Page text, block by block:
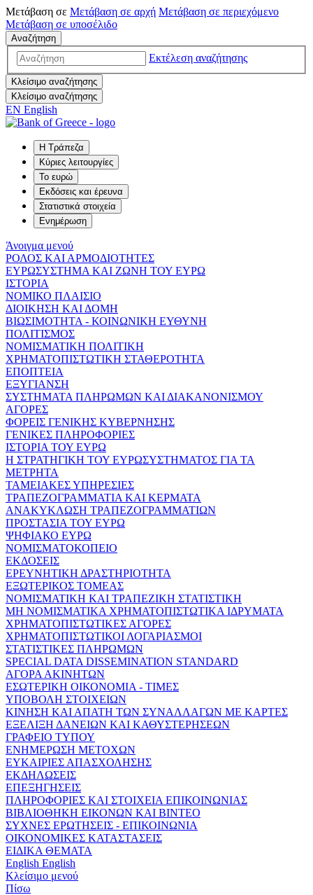
Μετάβαση σε Μετάβαση σε αρχή Μετάβαση σε περιεχόμενο
Μετάβαση σε υποσέλιδο
Αναζήτηση
Εκτέλεση αναζήτησης
Κλείσιμο αναζήτησης
Κλείσιμο αναζήτησης
EN English
Η Τράπεζα
Κύριες λειτουργίες
Το ευρώ
Εκδόσεις και έρευνα
Στατιστικά στοιχεία
Ενημέρωση
Άνοιγμα μενού
ΡΟΛΟΣ ΚΑΙ ΑΡΜΟΔΙΟΤΗΤΕΣ
ΕΥΡΩΣΥΣΤΗΜΑ ΚΑΙ ΖΩΝΗ ΤΟΥ ΕΥΡΩ
ΙΣΤΟΡΙΑ
ΝΟΜΙΚΟ ΠΛΑΙΣΙΟ
ΔΙΟΙΚΗΣΗ ΚΑΙ ΔΟΜΗ
ΒΙΩΣΙΜΟΤΗΤΑ - ΚΟΙΝΩΝΙΚΗ ΕΥΘΥΝΗ
ΠΟΛΙΤΙΣΜΟΣ
ΝΟΜΙΣΜΑΤΙΚΗ ΠΟΛΙΤΙΚΗ
ΧΡΗΜΑΤΟΠΙΣΤΩΤΙΚΗ ΣΤΑΘΕΡΟΤΗΤΑ
ΕΠΟΠΤΕΙΑ
ΕΞΥΓΙΑΝΣΗ
ΣΥΣΤΗΜΑΤΑ ΠΛΗΡΩΜΩΝ ΚΑΙ ΔΙΑΚΑΝΟΝΙΣΜΟΥ
ΑΓΟΡΕΣ
ΦΟΡΕΙΣ ΓΕΝΙΚΗΣ ΚΥΒΕΡΝΗΣΗΣ
ΓΕΝΙΚΕΣ ΠΛΗΡΟΦΟΡΙΕΣ
ΙΣΤΟΡΙΑ ΤΟΥ ΕΥΡΩ
Η ΣΤΡΑΤΗΓΙΚΗ ΤΟΥ ΕΥΡΩΣΥΣΤΗΜΑΤΟΣ ΓΙΑ ΤΑ
ΜΕΤΡΗΤΑ
ΤΑΜΕΙΑΚΕΣ ΥΠΗΡΕΣΙΕΣ
ΤΡΑΠΕΖΟΓΡΑΜΜΑΤΙΑ ΚΑΙ ΚΕΡΜΑΤΑ
ΑΝΑΚΥΚΛΩΣΗ ΤΡΑΠΕΖΟΓΡΑΜΜΑΤΙΩΝ
ΠΡΟΣΤΑΣΙΑ ΤΟΥ ΕΥΡΩ
ΨΗΦΙΑΚΟ ΕΥΡΩ
ΝΟΜΙΣΜΑΤΟΚΟΠΕΙΟ
ΕΚΔΟΣΕΙΣ
ΕΡΕΥΝΗΤΙΚΗ ΔΡΑΣΤΗΡΙΟΤΗΤΑ
ΕΞΩΤΕΡΙΚΟΣ ΤΟΜΕΑΣ
ΝΟΜΙΣΜΑΤΙΚΗ ΚΑΙ ΤΡΑΠΕΖΙΚΗ ΣΤΑΤΙΣΤΙΚΗ
ΜΗ ΝΟΜΙΣΜΑΤΙΚΑ ΧΡΗΜΑΤΟΠΙΣΤΩΤΙΚΑ ΙΔΡΥΜΑΤΑ
ΧΡΗΜΑΤΟΠΙΣΤΩΤΙΚΕΣ ΑΓΟΡΕΣ
ΧΡΗΜΑΤΟΠΙΣΤΩΤΙΚΟΙ ΛΟΓΑΡΙΑΣΜΟΙ
ΣΤΑΤΙΣΤΙΚΕΣ ΠΛΗΡΩΜΩΝ
SPECIAL DATA DISSEMINATION STANDARD
ΑΓΟΡΑ ΑΚΙΝΗΤΩΝ
ΕΣΩΤΕΡΙΚΗ ΟΙΚΟΝΟΜΙΑ - ΤΙΜΕΣ
ΥΠΟΒΟΛΗ ΣΤΟΙΧΕΙΩΝ
ΚΙΝΗΣΗ ΚΑΙ ΑΠΑΤΗ ΤΩΝ ΣΥΝΑΛΛΑΓΩΝ ΜΕ ΚΑΡΤΕΣ
ΕΞΕΛΙΞΗ ΔΑΝΕΙΩΝ ΚΑΙ ΚΑΘΥΣΤΕΡΗΣΕΩΝ
ΓΡΑΦΕΙΟ ΤΥΠΟΥ
ΕΝΗΜΕΡΩΣΗ ΜΕΤΟΧΩΝ
ΕΥΚΑΙΡΙΕΣ ΑΠΑΣΧΟΛΗΣΗΣ
ΕΚΔΗΛΩΣΕΙΣ
ΕΠΕΞΗΓΗΣΕΙΣ
ΠΛΗΡΟΦΟΡΙΕΣ ΚΑΙ ΣΤΟΙΧΕΙΑ ΕΠΙΚΟΙΝΩΝΙΑΣ
ΒΙΒΛΙΟΘΗΚΗ ΕΙΚΟΝΩΝ ΚΑΙ ΒΙΝΤΕΟ
ΣΥΧΝΕΣ ΕΡΩΤΗΣΕΙΣ - ΕΠΙΚΟΙΝΩΝΙΑ
ΟΙΚΟΝΟΜΙΚΕΣ ΚΑΤΑΣΤΑΣΕΙΣ
ΕΙΔΙΚΑ ΘΕΜΑΤΑ
English English
Κλείσιμο μενού
Πίσω